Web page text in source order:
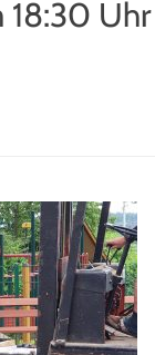
18:30